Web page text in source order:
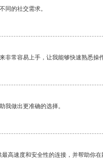
同的社交需求。
非常容易上手，让我能够快速熟悉操
我做出更准确的选择。
高速度和安全性的连接，并帮助你在